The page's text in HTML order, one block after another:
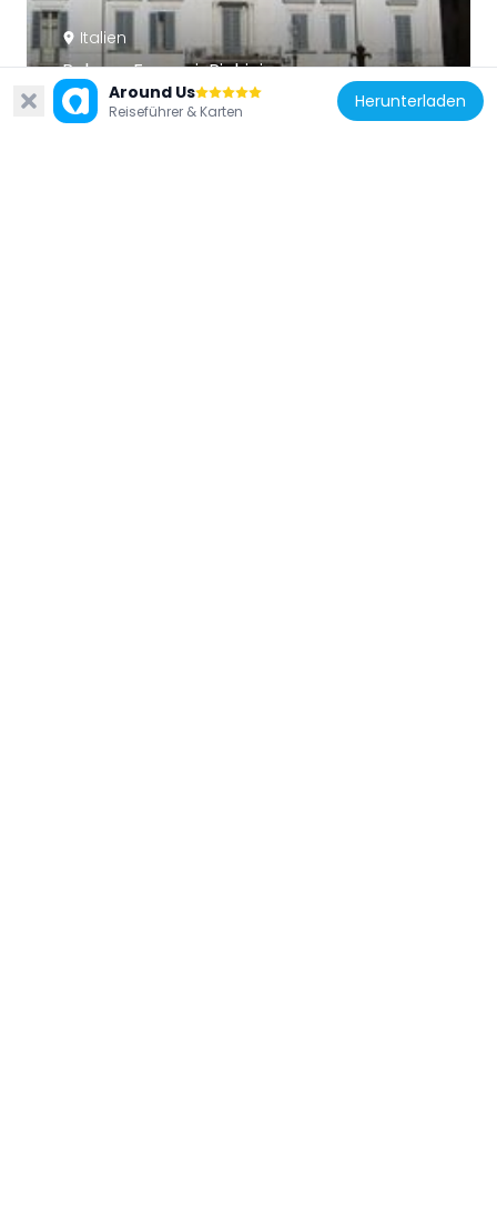
Italien
Palazzo Fusconi-Pighini
107 mAround Us
Reiseführer & Karten Herunterladen